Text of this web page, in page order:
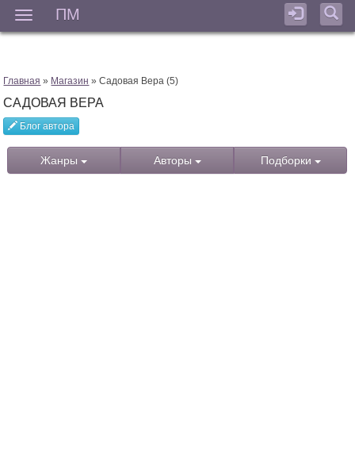
ПМ
Главная » Магазин » Садовая Вера (5)
САДОВАЯ ВЕРА
Блог автора
Жанры Авторы Подборки